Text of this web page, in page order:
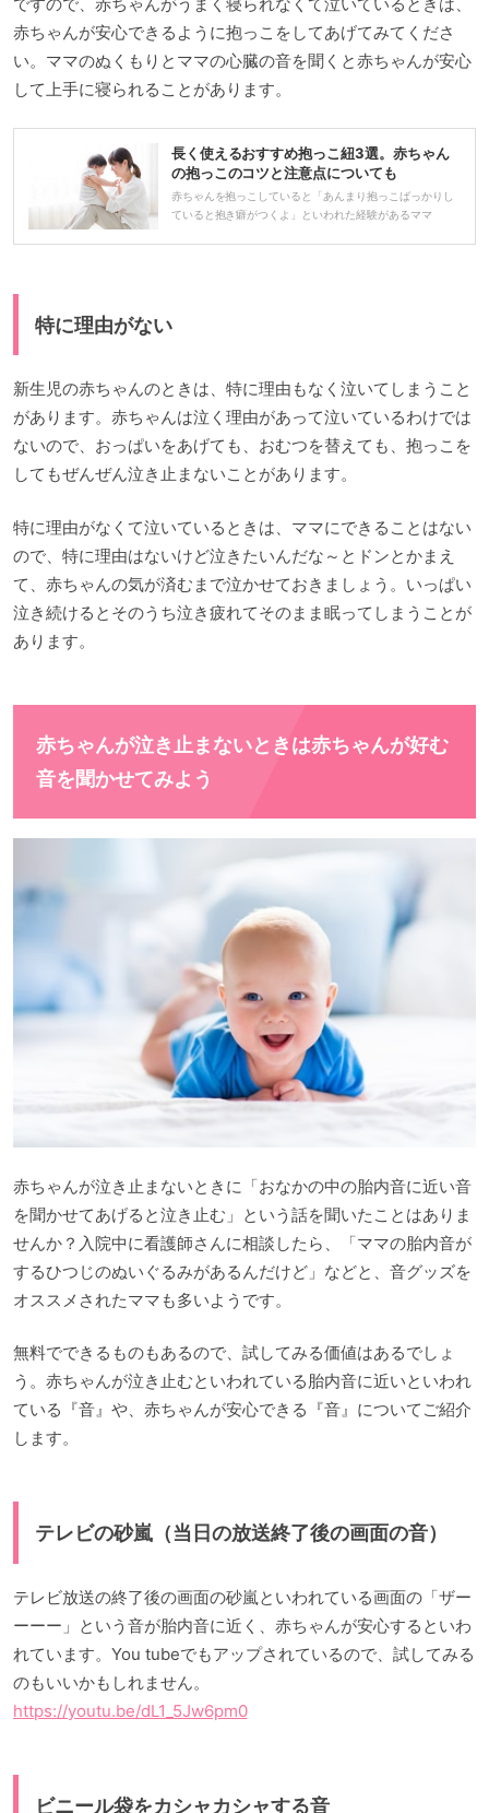
赤ちゃんが安心できるように抱っこをしてあげてみてくださ
い。ママのぬくもりとママの心臓の音を聞くと赤ちゃんが安心
して上手に寝られることがあります。
長く使えるおすすめ抱っこ紐3選。赤ちゃん
の抱っこのコツと注意点についても
赤ちゃんを抱っこしていると「あんまり抱っこばっかりし
ていると抱き癖がつくよ」といわれた経験があるママ
特に理由がない
新生児の赤ちゃんのときは、特に理由もなく泣いてしまうこと
があります。赤ちゃんは泣く理由があって泣いているわけでは
ないので、おっぱいをあげても、おむつを替えても、抱っこを
してもぜんぜん泣き止まないことがあります。
特に理由がなくて泣いているときは、ママにできることはない
ので、特に理由はないけど泣きたいんだな～とドンとかまえ
て、赤ちゃんの気が済むまで泣かせておきましょう。いっぱい
泣き続けるとそのうち泣き疲れてそのまま眠ってしまうことが
あります。
赤ちゃんが泣き止まないときは赤ちゃんが好む
音を聞かせてみよう
赤ちゃんが泣き止まないときに「おなかの中の胎内音に近い音
を聞かせてあげると泣き止む」という話を聞いたことはありま
せんか？入院中に看護師さんに相談したら、「ママの胎内音が
するひつじのぬいぐるみがあるんだけど」などと、音グッズを
オススメされたママも多いようです。
無料でできるものもあるので、試してみる価値はあるでしょ
う。赤ちゃんが泣き止むといわれている胎内音に近いといわれ
ている『音』や、赤ちゃんが安心できる『音』についてご紹介
します。
テレビの砂嵐（当日の放送終了後の画面の音）
テレビ放送の終了後の画面の砂嵐といわれている画面の「ザー
ーーー」という音が胎内音に近く、赤ちゃんが安心するといわ
れています。You tubeでもアップされているので、試してみる
のもいいかもしれません。
https://youtu.be/dL1_5Jw6pm0
ビニール袋をカシャカシャする音